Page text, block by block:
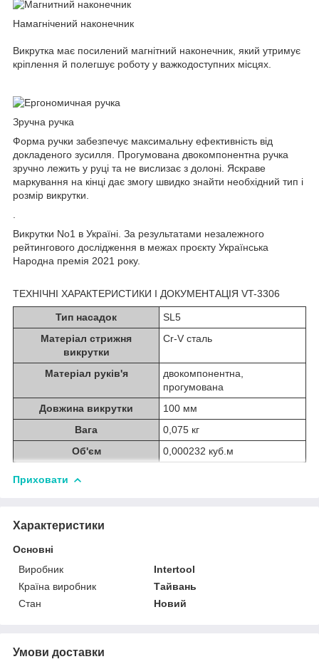
Намагнічений наконечник
Викрутка має посилений магнітний наконечник, який утримує
кріплення й полегшує роботу у важкодоступних місцях.
Зручна ручка
Форма ручки забезпечує максимальну ефективність від
докладеного зусилля. Прогумована двокомпонентна ручка
зручно лежить у руці та не вислизає з долоні. Яскраве
маркування на кінці дає змогу швидко знайти необхідний тип і
розмір викрутки.
Викрутки No1 в Україні. За результатами незалежного
рейтингового дослідження в межах проєкту Українська
Народна премія 2021 року.
ТЕХНІЧНІ ХАРАКТЕРИСТИКИ І ДОКУМЕНТАЦІЯ VT-3306
Тип насадок
SL5
Матеріал стрижня
викрутки
Cr-V сталь
Матеріал руків'я
двокомпонентна,
прогумована
Довжина викрутки
100 мм
Вага
0,075 кг
Об'єм
0,000232 куб.м
Приховати
Характеристики
Основні
Виробник
Intertool
Країна виробник
Тайвань
Стан
Новий
Умови доставки